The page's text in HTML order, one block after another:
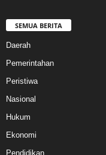
SEMUA BERITA
Daerah
Pemerintahan
Peristiwa
Nasional
Hukum
Ekonomi
Pendidikan